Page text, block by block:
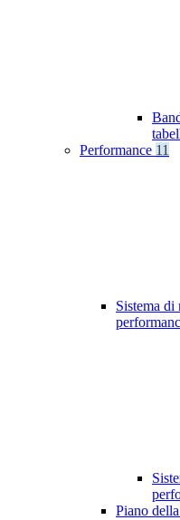
Performance 11
Sistema di
Piano